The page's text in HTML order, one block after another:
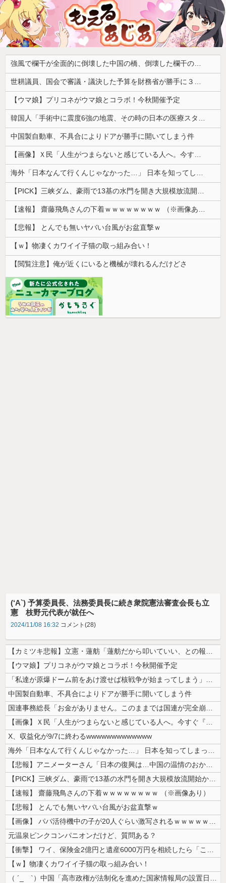
強風で欄干が全面的に倒壊した中国の橋、倒壊した欄干の破片を調べると凄まじい事実が発覚して……
世耕議員、国会で審議・議決した予算を財務省が勝手に３兆円動かしていると指摘・問題視
【ウマ娘】プリコネがウマ娘とコラボ！今秋開催予定
韓国人「手術中に震度6強の地震、その時の日本の医療スタッフたちの姿をご覧ください」→「マジで鳥肌立った」「こういう姿は韓国も見習わないと」「あん...
中国製自動車、不具合によりドアが勝手に開いてしまう件
【画像】Ｘ民「人生がつまらないと感じている人へ。今すぐ『これ』をやってください。」6.9万いいね
海外「日本なんて行くんじゃなかった…」 日本を知ってしまったディズニー信者、帰国後『本家』に失望する事態に
【PICK】三峡ダム、豪雨で13基の水門を開き大規模放流開始か 下流の工場地帯に洪水流入で崩壊はじまる
【速報】 齋藤飛鳥さんの下着ｗｗｗｗｗｗｗｗ （※画像あり）
【悲報】 とんでも無いヤバい台風がお盆直撃ｗ
【ｗ】物凄くカワイイ子猫の取っ組み合い！
【閲覧注意】俺が近くにいると機械が壊れるんだけどさ
(‘A`) 予算委員長、法務委員長に続き衆院憲法審査会長も立
憲 枝野元代表が就任へ
2024/11/08 16:32 コメント(28)
【カミツキ悲報】立憲・蓮舫「蓮舫だから叩いていい、との報道に何度も向き...
【ウマ娘】プリコネがウマ娘とコラボ！今秋開催予定
「私達が原爆ドーム前をあけ渡せば核戦争が始まってしまう」と訴える市民団...
中国製自動車、不具合によりドアが勝手に開いてしまう件
国連事務総長「お金がありません。このままでは国連が完全崩壊します。助け...
【画像】Ｘ民「人生がつまらないと感じている人へ。今すぐ『これ』をやって...
X、収益化が9/7に終わるwwwwwwwwwwwww
海外「日本なんて行くんじゃなかった…」 日本を知ってしまったディズニー...
【悲報】アニメーターさん「日本の復興は…中国の温情のおかげだ！」 ← ...
【PICK】三峡ダム、豪雨で13基の水門を開き大規模放流開始か 下流の...
【速報】 齋藤飛鳥さんの下着ｗｗｗｗｗｗｗｗ （※画像あり）
【悲報】 とんでも無いヤバい台風がお盆直撃ｗ
【画像】 パパ活待機中の子が20人ぐらい激写されるｗｗｗｗｗｗｗｗｗｗ...
元温泉ピンクコンパニオンだけど、質問ある？
【衝撃】 ワイ、保険金2億円と遺産6000万円を相続したら「こう」なっ...
【ｗ】物凄くカワイイ子猫の取っ組み合い！
（ ´_ゝ`）中国「高市政権が法制化を進めた国家情報局の設置日が7月3...